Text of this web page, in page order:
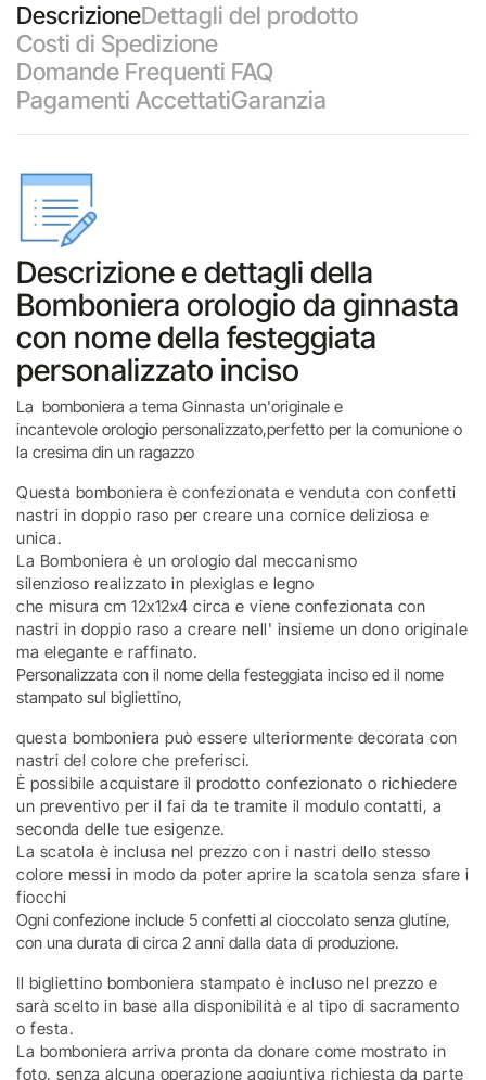
DescrizioneDettagli del prodotto
Costi di Spedizione
Domande Frequenti FAQ
Pagamenti AccettatiGaranzia
Descrizione e dettagli della
Bomboniera orologio da ginnasta
con nome della festeggiata
personalizzato inciso
La bomboniera a tema Ginnasta un'originale e
incantevole orologio personalizzato,perfetto per la comunione o
la cresima din un ragazzo
Questa bomboniera è confezionata e venduta con confetti
nastri in doppio raso per creare una cornice deliziosa e
unica.
La Bomboniera è un orologio dal meccanismo
silenzioso realizzato in plexiglas e legno
che misura cm 12x12x4 circa e viene confezionata con
nastri in doppio raso a creare nell' insieme un dono originale
ma elegante e raffinato.
Personalizzata con il nome della festeggiata inciso ed il nome
stampato sul bigliettino,
questa bomboniera può essere ulteriormente decorata con
nastri del colore che preferisci.
È possibile acquistare il prodotto confezionato o richiedere
un preventivo per il fai da te tramite il modulo contatti, a
seconda delle tue esigenze.
La scatola è inclusa nel prezzo con i nastri dello stesso
colore messi in modo da poter aprire la scatola senza sfare i
fiocchi
Ogni confezione include 5 confetti al cioccolato senza glutine,
con una durata di circa 2 anni dalla data di produzione.
Il bigliettino bomboniera stampato è incluso nel prezzo e
sarà scelto in base alla disponibilità e al tipo di sacramento
o festa.
La bomboniera arriva pronta da donare come mostrato in
foto, senza alcuna operazione aggiuntiva richiesta da parte